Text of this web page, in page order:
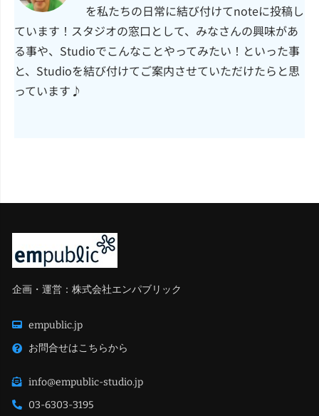
を私たちの日常に結び付けてnoteに投稿し
ています！スタジオの窓口として、みなさんの興味があ
る事や、Studioでこんなことやってみたい！といった事
と、Studioを結び付けてご案内させていただけたらと思
っています♪
企画・運営：株式会社エンパブリック
empublic.jp
お問合せはこちらから
info@empublic-studio.jp
03-6303-3195